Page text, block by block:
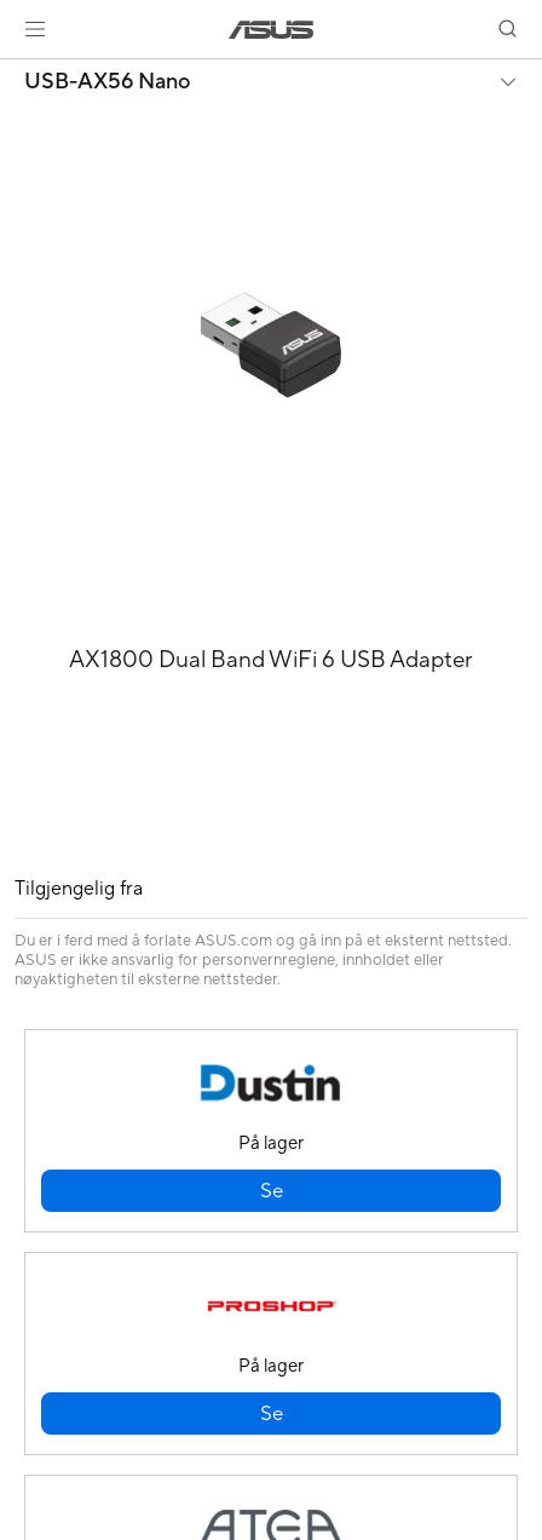
USB-AX56 Nano
AX1800 Dual Band WiFi 6 USB Adapter
Tilgjengelig fra
Du er i ferd med å forlate ASUS.com og gå inn på et eksternt nettsted.
ASUS er ikke ansvarlig for personvernreglene, innholdet eller
nøyaktigheten til eksterne nettsteder.
På lager
Se
På lager
Se